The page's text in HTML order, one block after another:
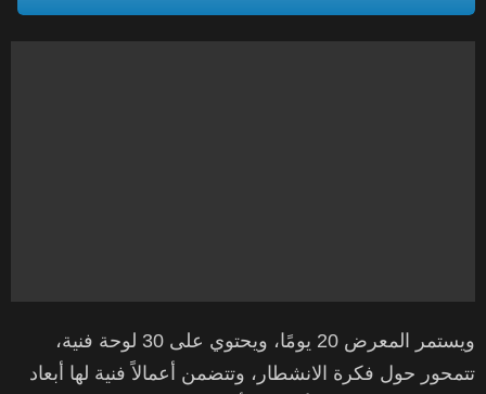
ويستمر المعرض 20 يومًا، ويحتوي على 30 لوحة فنية،
تتمحور حول فكرة الانشطار، وتتضمن أعمالاً فنية لها أبعاد